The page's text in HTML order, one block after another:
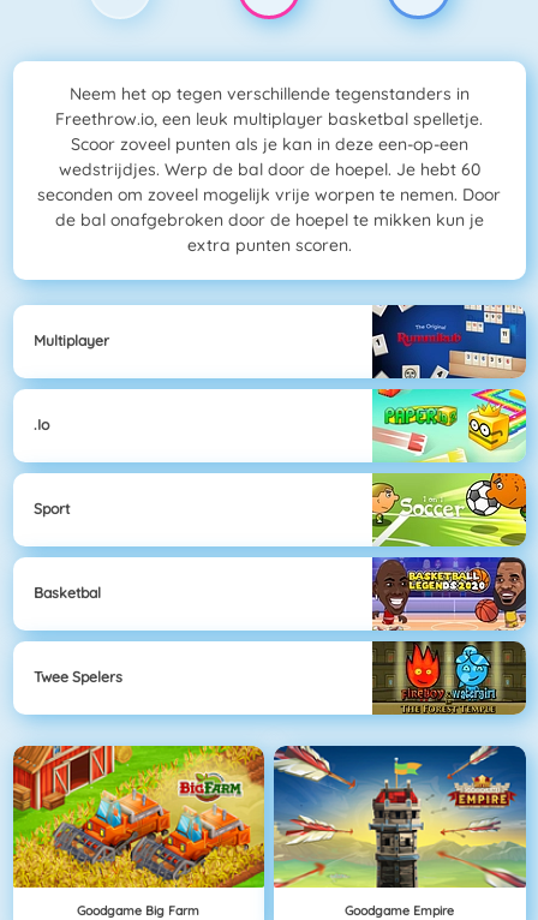
Neem het op tegen verschillende tegenstanders in
Freethrow.io, een leuk multiplayer basketbal spelletje.
Scoor zoveel punten als je kan in deze een-op-een
wedstrijdjes. Werp de bal door de hoepel. Je hebt 60
seconden om zoveel mogelijk vrije worpen te nemen. Door
de bal onafgebroken door de hoepel te mikken kun je
extra punten scoren.
Multiplayer
.io
Sport
Basketbal
Twee Spelers
Goodgame Big Farm Goodgame Empire